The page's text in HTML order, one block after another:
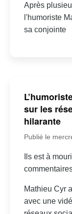
Après
l'humoriste
sa conjointe
sur les
hilarante
Publié le
Ils est à
Mathieu Cyr
avec une